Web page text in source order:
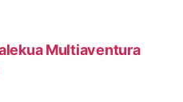
Multiaventura